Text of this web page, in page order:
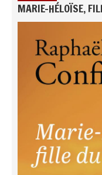
MARIE-HÉLOÏSE,